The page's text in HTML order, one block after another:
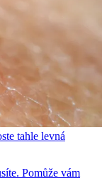
tahle levná
Pomůže vám